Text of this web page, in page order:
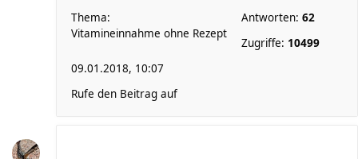
Thema:
Vitamineinnahme ohne Rezept
Antworten: 62
Zugriffe: 10499
09.01.2018, 10:07
Rufe den Beitrag auf